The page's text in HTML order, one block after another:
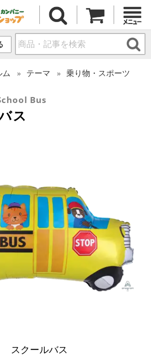
ム テーマ
乗り物・スポーツ
どもの日
Bus
ス
スクールバス